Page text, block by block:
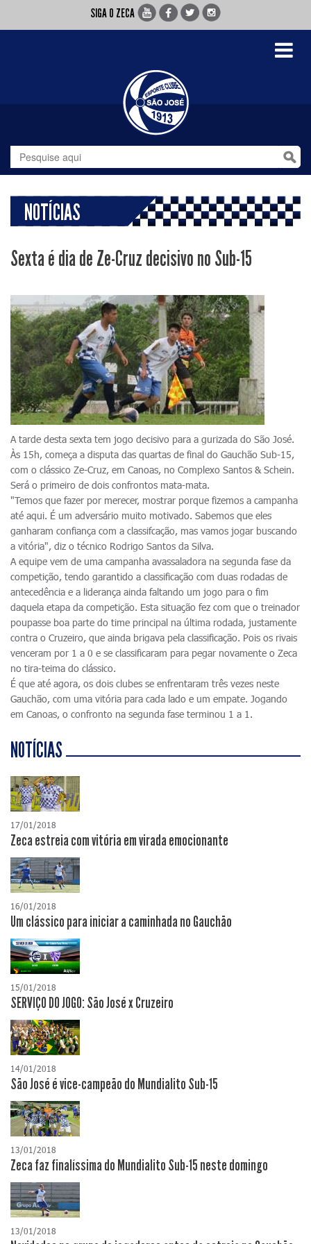
SIGA O ZECA
Toggle
NOTÍCIAS
Sexta é dia de Ze-Cruz decisivo no Sub-15
A tarde desta sexta tem jogo decisivo para a gurizada do São José.
Às 15h, começa a disputa das quartas de final do Gauchão Sub-15,
com o clássico Ze-Cruz, em Canoas, no Complexo Santos & Schein.
Será o primeiro de dois confrontos mata-mata.
"Temos que fazer por merecer, mostrar porque fizemos a campanha
até aqui. É um adversário muito motivado. Sabemos que eles
ganharam confiança com a classifcação, mas vamos jogar buscando
a vitória", diz o técnico Rodrigo Santos da Silva.
A equipe vem de uma campanha avassaladora na segunda fase da
competição, tendo garantido a classificação com duas rodadas de
antecedência e a liderança ainda faltando um jogo para o fim
daquela etapa da competição. Esta situação fez com que o treinador
poupasse boa parte do time principal na última rodada, justamente
contra o Cruzeiro, que ainda brigava pela classificação. Pois os rivais
venceram por 1 a 0 e se classificaram para pegar novamente o Zeca
no tira-teima do clássico.
É que até agora, os dois clubes se enfrentaram três vezes neste
Gauchão, com uma vitória para cada lado e um empate. Jogando
em Canoas, o confronto na segunda fase terminou 1 a 1.
NOTÍCIAS
17/01/2018
Zeca estreia com vitória em virada emocionante
16/01/2018
Um clássico para iniciar a caminhada no Gauchão
15/01/2018
SERVIÇO DO JOGO: São José x Cruzeiro
14/01/2018
São José é vice-campeão do Mundialito Sub-15
13/01/2018
Zeca faz finalíssima do Mundialito Sub-15 neste domingo
13/01/2018